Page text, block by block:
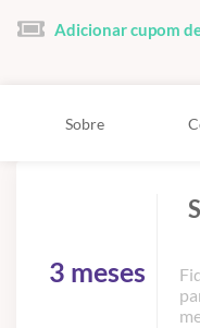
Adicionar cupom
Sobre
3 meses